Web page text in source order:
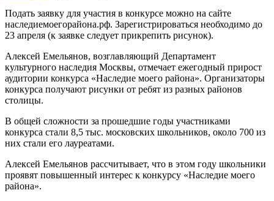
Подать заявку для участия в конкурсе можно на сайте
наследиемоегорайона.рф. Зарегистрироваться необходимо до
23 апреля (к заявке следует прикрепить рисунок).
Алексей Емельянов, возглавляющий Департамент
культурного наследия Москвы, отмечает ежегодный прирост
аудитории конкурса «Наследие моего района». Организаторы
конкурса получают рисунки от ребят из разных районов
столицы.
В общей сложности за прошедшие годы участниками
конкурса стали 8,5 тыс. московских школьников, около 700 из
них стали его лауреатами.
Алексей Емельянов рассчитывает, что в этом году школьники
проявят повышенный интерес к конкурсу «Наследие моего
района».